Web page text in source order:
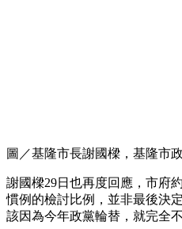
圖／基隆市長謝國樑，基隆市
謝國樑29日也再度回應，市府
慣例的檢討比例，並非最後決
該因為今年政黨輪替，就完全